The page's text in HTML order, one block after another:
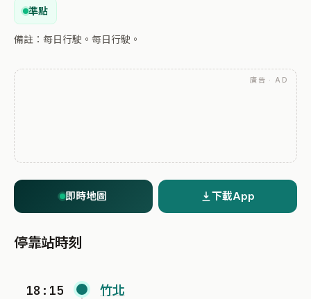
準點
備註：每日行駛。每日行駛。
廣告 · AD
即時地圖 下載App
停靠站時刻
18:15 竹北